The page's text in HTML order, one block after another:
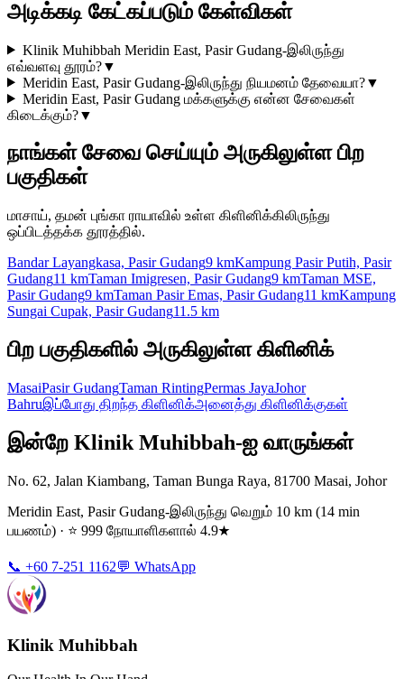
அடிக்கடி கேட்கப்படும் கேள்விகள்
Klinik Muhibbah Meridin East, Pasir Gudang-இலிருந்து
எவ்வளவு தூரம்?▼
Meridin East, Pasir Gudang-இலிருந்து நியமனம் தேவையா?▼
Meridin East, Pasir Gudang மக்களுக்கு என்ன சேவைகள்
கிடைக்கும்?▼
நாங்கள் சேவை செய்யும் அருகிலுள்ள பிற
பகுதிகள்
மாசாய், தமன் புங்கா ராயாவில் உள்ள கிளினிக்கிலிருந்து
ஒப்பிடத்தக்க தூரத்தில்.
Bandar Layangkasa, Pasir Gudang9 kmKampung Pasir Putih, Pasir
Gudang11 kmTaman Imigresen, Pasir Gudang9 kmTaman MSE,
Pasir Gudang9 kmTaman Pasir Emas, Pasir Gudang11 kmKampung
Sungai Cupak, Pasir Gudang11.5 km
பிற பகுதிகளில் அருகிலுள்ள கிளினிக்
MasaiPasir GudangTaman RintingPermas JayaJohor
Bahruஇப்போது திறந்த கிளினிக்அனைத்து கிளினிக்குகள்
இன்றே Klinik Muhibbah-ஐ வாருங்கள்
No. 62, Jalan Kiambang, Taman Bunga Raya, 81700 Masai, Johor
Meridin East, Pasir Gudang-இலிருந்து வெறும் 10 km (14 min
பயணம்) · ⭐ 999 நோயாளிகளால் 4.9★
📞 +60 7-251 1162💬 WhatsApp
Klinik Muhibbah